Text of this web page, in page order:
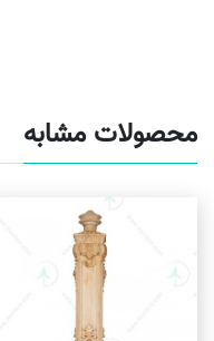
محصولات مشابه